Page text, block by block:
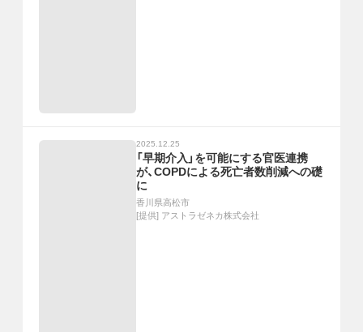
2025.12.25
「早期介入」を可能にする官医連携
が、COPDによる死亡者数削減への礎
に
香川県高松市
[提供] アストラゼネカ株式会社